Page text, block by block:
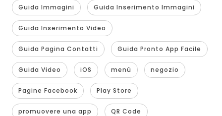
Guida Immagini Guida Inserimento Immagini
Guida Inserimento Video
Guida Pagina Contatti Guida Pronto App Facile
Guida Video iOS menù negozio
Pagine Facebook Play Store
promuovere una app QR Code